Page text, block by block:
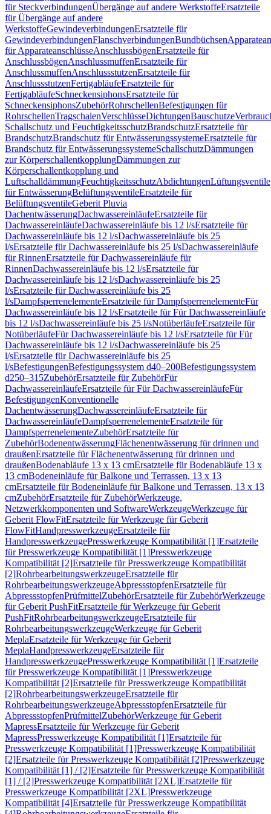
für SteckverbindungenÜbergänge auf andere WerkstoffeErsatzteile
für Übergänge auf andere
WerkstoffeGewindeverbindungenErsatzteile für
GewindeverbindungenFlanschverbindungenBundbüchsen
für ApparateanschlüsseAnschlussbögenErsatzteile für
AnschlussbögenAnschlussmuffenErsatzteile für
AnschlussmuffenAnschlussstutzenErsatzteile für
AnschlussstutzenFertigabläufeErsatzteile für
FertigabläufeSchneckensiphonsErsatzteile für
SchneckensiphonsZubehörRohrschellenBefestigungen für
RohrschellenTragschalenVerschlüsseDichtungenBauschutze
Schallschutz und FeuchtigkeitsschutzBrandschutzErsatzteile für
BrandschutzBrandschutz für EntwässerungssystemeErsatzteile für
Brandschutz für EntwässerungssystemeSchallschutzDämmungen
zur KörperschallentkopplungDämmungen zur
Körperschallentkopplung und
LuftschalldämmungFeuchtigkeitsschutzAbdichtungenLüftungsventile
für EntwässerungBelüftungsventileErsatzteile für
BelüftungsventileGeberit Pluvia
DachentwässerungDachwassereinläufeErsatzteile für
DachwassereinläufeDachwassereinläufe bis 12 l/sErsatzteile für
Dachwassereinläufe bis 12 l/sDachwassereinläufe bis 25
l/sErsatzteile für Dachwassereinläufe bis 25 l/sDachwassereinläufe
für RinnenErsatzteile für Dachwassereinläufe für
RinnenDachwassereinläufe bis 12 l/sErsatzteile für
Dachwassereinläufe bis 12 l/sDachwassereinläufe bis 25
l/sErsatzteile für Dachwassereinläufe bis 25
l/sDampfsperrenelementeErsatzteile für DampfsperrenelementeFür
Dachwassereinläufe bis 12 l/sErsatzteile für Für Dachwassereinläufe
bis 12 l/sDachwassereinläufe bis 25 l/sNotüberläufeErsatzteile für
NotüberläufeFür Dachwassereinläufe bis 12 l/sErsatzteile für Für
Dachwassereinläufe bis 12 l/sDachwassereinläufe bis 25
l/sErsatzteile für Dachwassereinläufe bis 25
l/sBefestigungenBefestigungssystem d40–200Befestigungssystem
d250–315ZubehörErsatzteile für ZubehörFür
DachwassereinläufeErsatzteile für Für DachwassereinläufeFür
BefestigungenKonventionelle
DachentwässerungDachwassereinläufeErsatzteile für
DachwassereinläufeDampfsperrenelementeErsatzteile für
DampfsperrenelementeZubehörErsatzteile für
ZubehörBodenentwässerungFlächenentwässerung für drinnen und
draußenErsatzteile für Flächenentwässerung für drinnen und
draußenBodenabläufe 13 x 13 cmErsatzteile für Bodenabläufe 13 x
13 cmBodeneinläufe für Balkone und Terrassen, 13 x 13
cmErsatzteile für Bodeneinläufe für Balkone und Terrassen, 13 x 13
cmZubehörErsatzteile für ZubehörWerkzeuge,
Netzwerkkomponenten und SoftwareWerkzeugeWerkzeuge für
Geberit FlowFitErsatzteile für Werkzeuge für Geberit
FlowFitHandpresswerkzeugeErsatzteile für
HandpresswerkzeugePresswerkzeuge Kompatibilität [1]Ersatzteile
für Presswerkzeuge Kompatibilität [1]Presswerkzeuge
Kompatibilität [2]Ersatzteile für Presswerkzeuge Kompatibilität
[2]RohrbearbeitungswerkzeugeErsatzteile für
RohrbearbeitungswerkzeugeAbpressstopfenErsatzteile für
AbpressstopfenPrüfmittelZubehörErsatzteile für ZubehörWerkzeuge
für Geberit PushFitErsatzteile für Werkzeuge für Geberit
PushFitRohrbearbeitungswerkzeugeErsatzteile für
RohrbearbeitungswerkzeugeWerkzeuge für Geberit
MeplaErsatzteile für Werkzeuge für Geberit
MeplaHandpresswerkzeugeErsatzteile für
HandpresswerkzeugePresswerkzeuge Kompatibilität [1]Ersatzteile
für Presswerkzeuge Kompatibilität [1]Presswerkzeuge
Kompatibilität [2]Ersatzteile für Presswerkzeuge Kompatibilität
[2]RohrbearbeitungswerkzeugeErsatzteile für
RohrbearbeitungswerkzeugeAbpressstopfenErsatzteile für
AbpressstopfenPrüfmittelZubehörWerkzeuge für Geberit
MapressErsatzteile für Werkzeuge für Geberit
MapressPresswerkzeuge Kompatibilität [1]Ersatzteile für
Presswerkzeuge Kompatibilität [1]Presswerkzeuge Kompatibilität
[2]Ersatzteile für Presswerkzeuge Kompatibilität [2]Presswerkzeuge
Kompatibilität [1] / [2]Ersatzteile für Presswerkzeuge Kompatibilität
[1] / [2]Presswerkzeuge Kompatibilität [2XL]Ersatzteile für
Presswerkzeuge Kompatibilität [2XL]Presswerkzeuge
Kompatibilität [4]Ersatzteile für Presswerkzeuge Kompatibilität